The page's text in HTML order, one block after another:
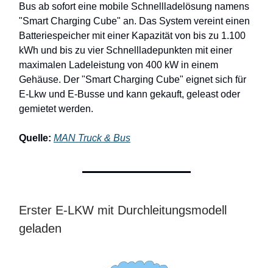
Bus ab sofort eine mobile Schnellladelösung namens
"Smart Charging Cube" an. Das System vereint einen
Batteriespeicher mit einer Kapazität von bis zu 1.100
kWh und bis zu vier Schnellladepunkten mit einer
maximalen Ladeleistung von 400 kW in einem
Gehäuse. Der "Smart Charging Cube" eignet sich für
E-Lkw und E-Busse und kann gekauft, geleast oder
gemietet werden.
Quelle: MAN Truck & Bus
Erster E-LKW mit Durchleitungsmodell
geladen